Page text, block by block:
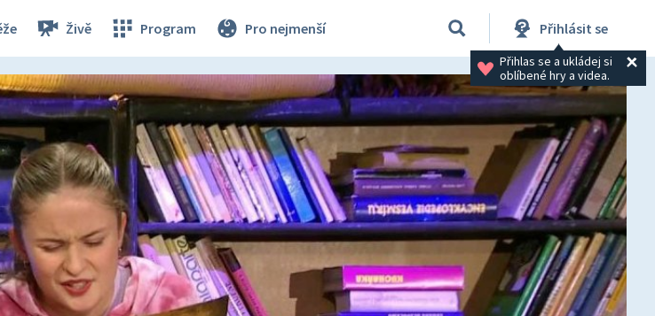
Živě Program Pro nejmenší Přihlásit se
Přihlas se a ukládej si
oblíbené hry a videa.